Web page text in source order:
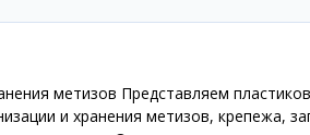
метизов Представляем
и хранения метизов, крепежа,